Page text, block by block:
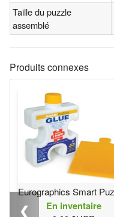
Taille du puzzle
assemblé
Produits connexes
En inventaire
❮